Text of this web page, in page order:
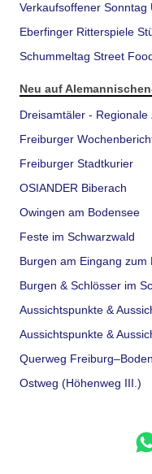
Verkaufsoffener
Eberfinger Ritterspiele
Schummeltag Street
Neu auf
Dreisamtäler -
Freiburger
Freiburger Stadtkurier
OSIANDER Biberach
Owingen am Bodensee
Feste im Schwarzwald
Burgen am Eingang zum
Burgen & Schlösser im
Aussichtspunkte &
Aussichtspunkte &
Querweg
Ostweg (Höhenweg III.)